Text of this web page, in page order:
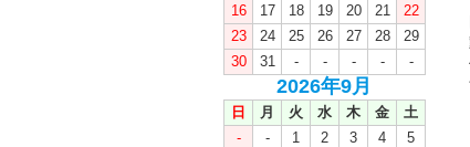
16
17 18 19 20 21
22
23
24 25 26 27 28
29
30
31 - - - - -
2026年9月
日 月 火 水 木 金
土
-
- 1 2 3 4
5